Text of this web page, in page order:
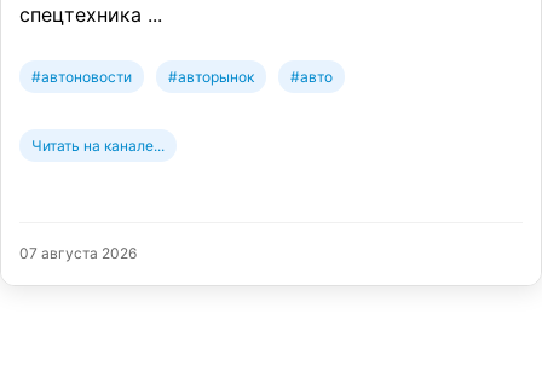
спецтехника ...
#автоновости #авторынок #авто
Читать на канале...
07 августа 2026